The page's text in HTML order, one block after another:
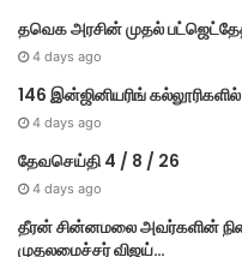
தவெக அரசின் முதல்
4 days ago
146 இன்ஜினியரிங்
4 days ago
தேவசெய்தி 4 / 8 / 26
4 days ago
தீரன் சின்னமலை அவர்களின்
முதலமைச்சர் விஜய்…